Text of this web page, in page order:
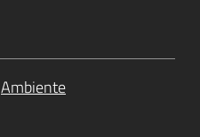
Ambiente